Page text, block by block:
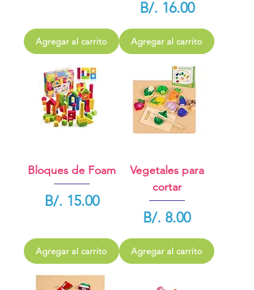
Agregar al carrito
Precio
B/. 16.00
Agregar al carrito
Bloques de Foam
Precio
B/. 15.00
Agregar al carrito
Vegetales para
cortar
Precio
B/. 8.00
Agregar al carrito